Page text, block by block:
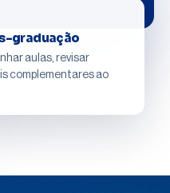
graduação
aulas, revisar
complementares ao